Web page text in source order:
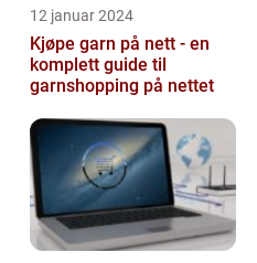
12 januar 2024
Kjøpe garn på nett - en
komplett guide til
garnshopping på nettet